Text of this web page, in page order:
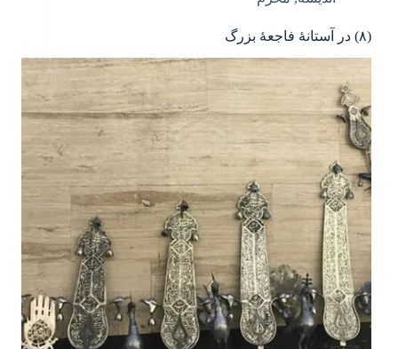
(۸) در آستانۀ فاجعۀ بزرگ